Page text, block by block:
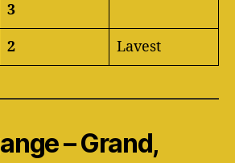
3
2 Lavest
– Grand,